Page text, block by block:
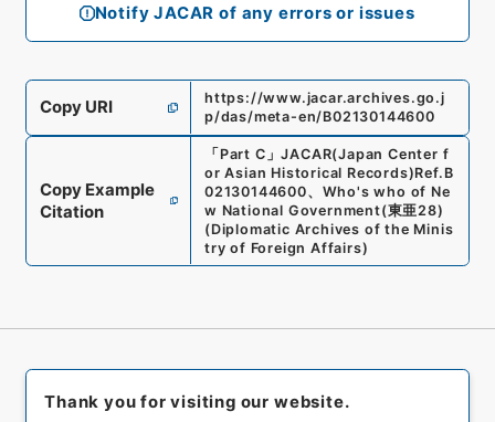
Notify JACAR of any errors or issues
Copy URI
https://www.jacar.archives.go.j
p/das/meta-en/B02130144600
Copy Example
Citation
「Part C 」JACAR(Japan Center f
or Asian Historical Records)Ref. B
02130144600、 Who's who of Ne
w National Government(東亜28)
(Diplomatic Archives of the Minis
try of Foreign Affairs)
Thank you for visiting our website.